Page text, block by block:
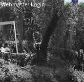
Webmaster Login